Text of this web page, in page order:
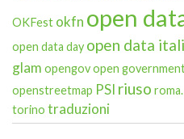
OKFest okfn open
open data day open data
glam opengovopen
openstreetmap PSI riuso
torino traduzioni